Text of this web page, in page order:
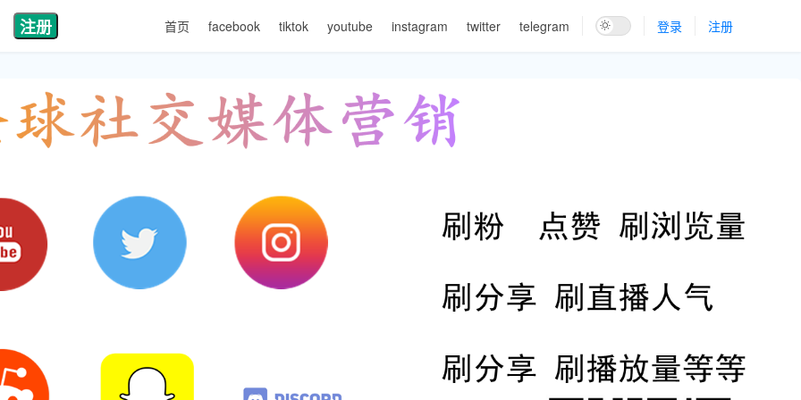
注册 首页 facebook tiktok youtube instagram twitter telegram 登录 注册